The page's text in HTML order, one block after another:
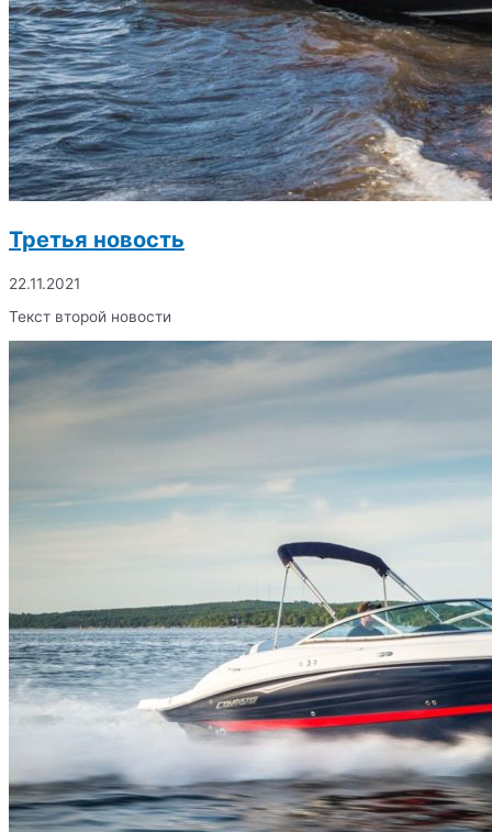
Третья новость
22.11.2021
Текст второй новости